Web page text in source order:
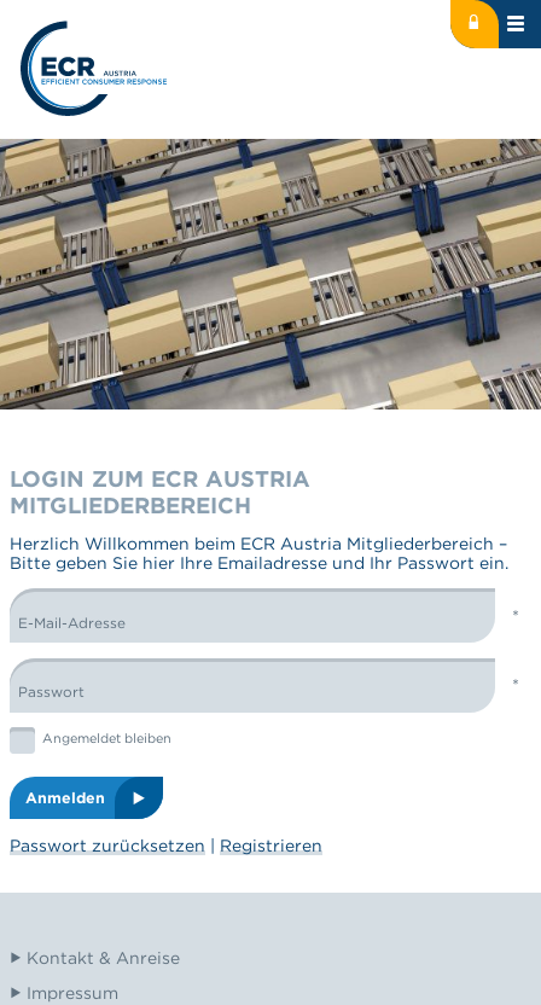
Logo: ECR Austria Icon:
LOGIN ZUM ECR AUSTRIA
MITGLIEDERBEREICH
Herzlich Willkommen beim ECR Austria Mitgliederbereich –
Bitte geben Sie hier Ihre Emailadresse und Ihr Passwort ein.
LOGIN FORM
E-Mail-Adresse
Passwort
Graphic: checkbox
Angemeldet bleiben
Anmelden
Passwort zurücksetzen| Registrieren
Kontakt & Anreise
Impressum